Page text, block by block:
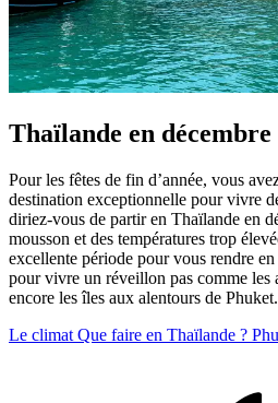
Thaïlande en décembre
Pour les fêtes de fin d’année, vous
destination exceptionnelle pour vivre
diriez-vous de partir en Thaïlande en
mousson et des températures trop
excellente période pour vous rendre
pour vivre un réveillon pas comme les
encore les îles aux alentours de Phuket.
Le climat Que faire en Thaïlande ?